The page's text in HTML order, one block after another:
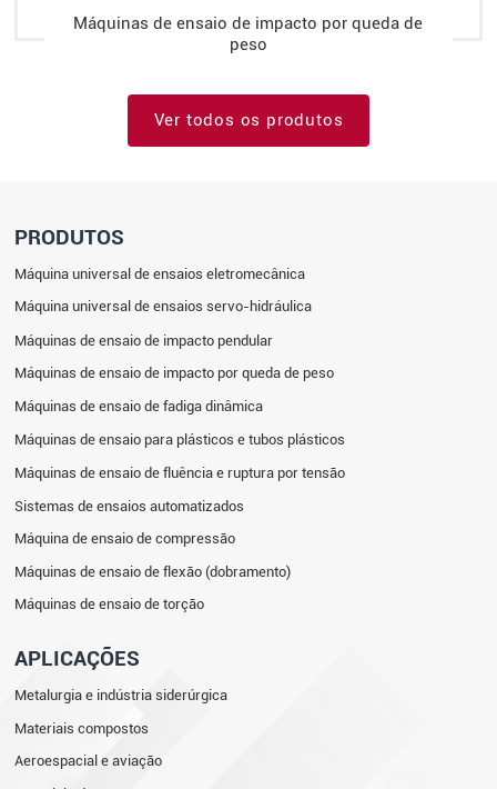
Máquinas de ensaio de impacto por queda de
peso
Ver todos os produtos
PRODUTOS
Máquina universal de ensaios eletromecânica
Máquina universal de ensaios servo-hidráulica
Máquinas de ensaio de impacto pendular
Máquinas de ensaio de impacto por queda de peso
Máquinas de ensaio de fadiga dinâmica
Máquinas de ensaio para plásticos e tubos plásticos
Máquinas de ensaio de fluência e ruptura por tensão
Sistemas de ensaios automatizados
Máquina de ensaio de compressão
Máquinas de ensaio de flexão (dobramento)
Máquinas de ensaio de torção
APLICAÇÕES
Metalurgia e indústria siderúrgica
Materiais compostos
Aeroespacial e aviação